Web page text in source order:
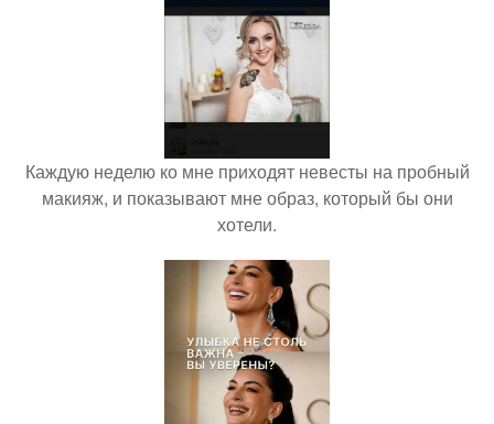
Каждую неделю ко мне приходят невесты на пробный
макияж, и показывают мне образ, который бы они
хотели.